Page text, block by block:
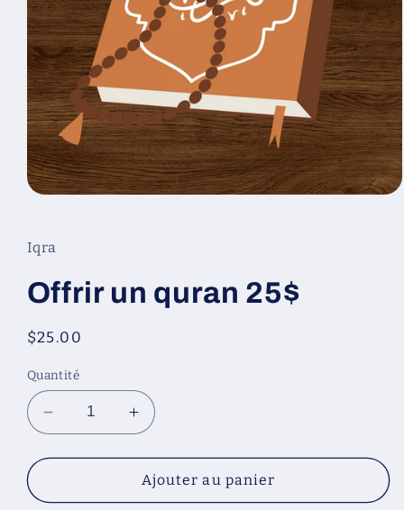
1
dans
fenêtre
modale
Iqra
Offrir un quran 25$
Prix
$25.00
Quantité
Réduire
la
quantité
Offrir
Augmenter
la
quantité
de
Offrir
Ajouter au panier